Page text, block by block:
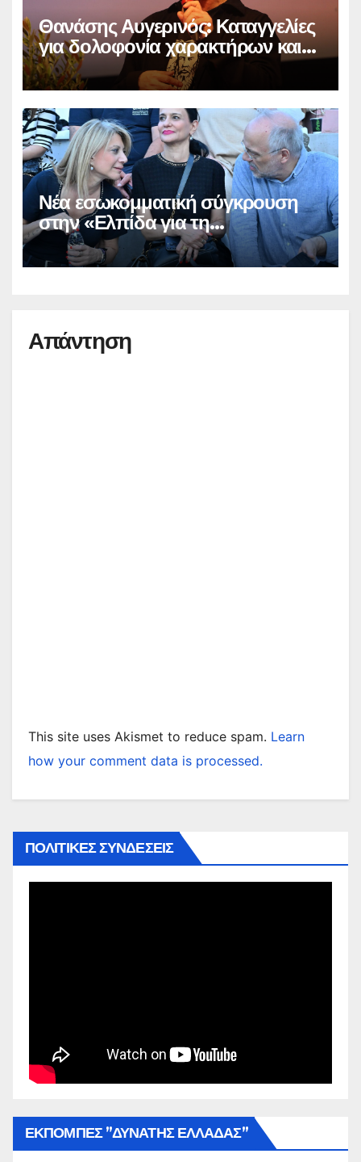
Θανάσης Αυγερινός: Καταγγελίες
για δολοφονία χαρακτήρων και
παραπληροφόρηση
Νέα εσωκομματική σύγκρουση
στην «Ελπίδα για τη
Δημοκρατία»
Απάντηση
This site uses Akismet to reduce spam. Learn
how your comment data is processed.
ΠΟΛΙΤΙΚΕΣ ΣΥΝΔΕΣΕΙΣ
ΕΚΠΟΜΠΕΣ ”ΔΥΝΑΤΗΣ ΕΛΛΑΔΑΣ”